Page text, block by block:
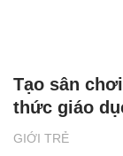
GIỚI TRẺ
Tạo sân
thức giáo